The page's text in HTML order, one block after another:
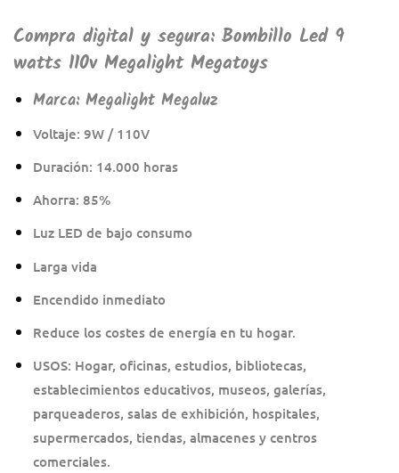
Compra digital y segura: Bombillo Led 9
watts 110v Megalight Megatoys
Marca:Megalight Megaluz
Voltaje: 9W / 110V
Duración: 14.000 horas
Ahorra: 85%
Luz LED de bajo consumo
Larga vida
Encendido inmediato
Reduce los costes de energía en tu hogar.
USOS: Hogar, oficinas, estudios, bibliotecas,
establecimientos educativos, museos, galerías,
parqueaderos, salas de exhibición, hospitales,
supermercados, tiendas, almacenes y centros
comerciales.